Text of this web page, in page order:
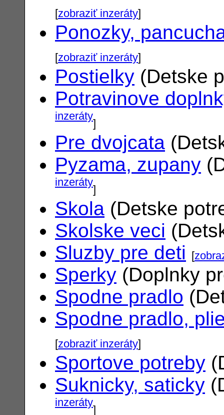
[zobraziť inzeráty]
Ponozky,
[zobraziť inzeráty]
Postielky (Detske
Potravinove
inzeráty]
Pre dvojcata
Pyzama, zupany
inzeráty]
Skola (Detske
Skolske veci
Sluzby pre deti [
Sperky (Doplnky
Spodne pradlo
Spodne pradlo,
[zobraziť inzeráty]
Sportove potreby
Suknicky, saticky
inzeráty]